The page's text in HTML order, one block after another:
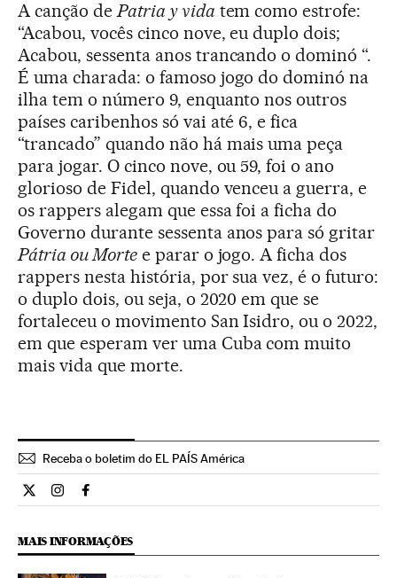
A canção dePatria y vida tem como estrofe:
“Acabou, vocês cinco nove, eu duplo dois;
Acabou, sessenta anos trancando o dominó “.
É uma charada: o famoso jogo do dominó na
ilha tem o número 9, enquanto nos outros
países caribenhos só vai até 6, e fica
“trancado” quando não há mais uma peça
para jogar. O cinco nove, ou 59, foi o ano
glorioso de Fidel, quando venceu a guerra, e
os rappers alegam que essa foi a ficha do
Governo durante sessenta anos para só gritar
Pátria ou Mortee parar o jogo. A ficha dos
rappers nesta história, por sua vez, é o futuro:
o duplo dois, ou seja, o 2020 em que se
fortaleceu o movimento San Isidro, ou o 2022,
em que esperam ver uma Cuba com muito
mais vida que morte.
Receba o boletim do EL PAÍS América
Cultura El País Brasil en Twitter
Cultura El País Brasil en Instagram
Cultura El País Brasil en Facebook
MAIS INFORMAÇÕES